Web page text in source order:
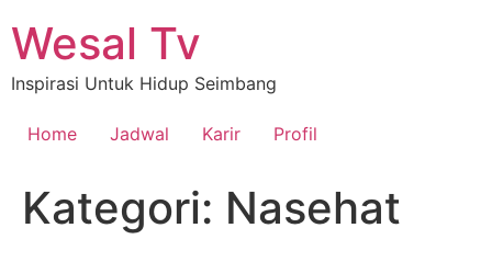
ke
konten
Wesal Tv
Inspirasi Untuk Hidup Seimbang
Home Jadwal Karir Profil
Kategori: Nasehat